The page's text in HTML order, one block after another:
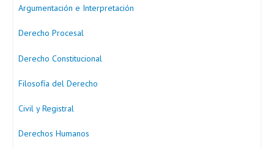
Argumentación e Interpretación
Derecho Procesal
Derecho Constitucional
Filosofía del Derecho
Civil y Registral
Derechos Humanos